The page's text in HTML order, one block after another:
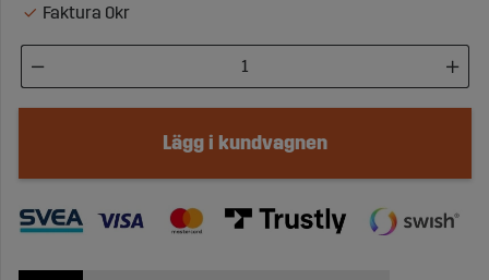
Faktura 0kr
Lägg i kundvagnen